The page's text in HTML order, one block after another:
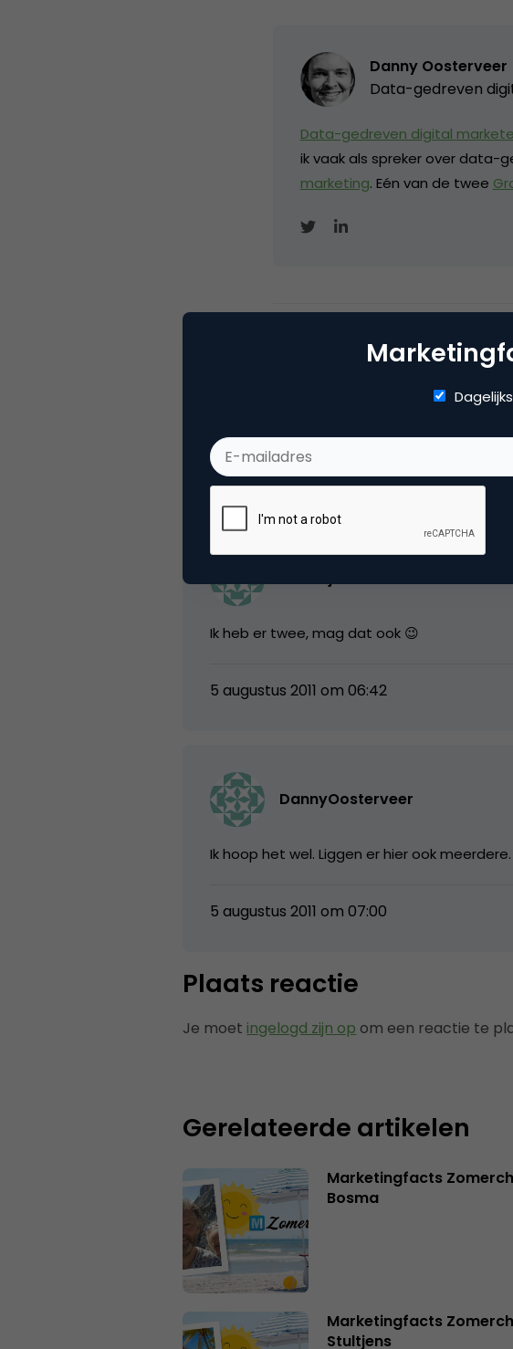
Danny Oosterveer
Data-gedreven
Data-gedreven digital
ik vaak als spreker over data-
marketing. Eén van de twee
mobile marketing,
2 Reacties
Ik heb er twee, mag dat ook 😉
5 augustus 2011 om 06:42
DannyOosterveer
Ik hoop het wel. Liggen er hier ook
5 augustus 2011 om 07:00
Plaats reactie
Je moet ingelogd zijn op om een reactie te
Gerelateerde artikelen
Marketingfacts
Bosma
Marketingfacts
Stultjens